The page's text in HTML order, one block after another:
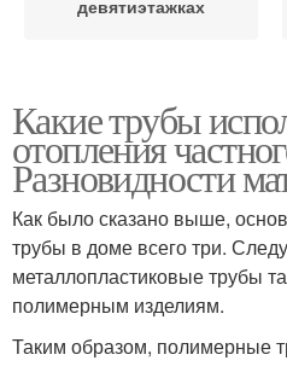
девятиэтажках
Отопления в
многоквартирном доме
Какие трубы
отопления
Разновидности
Как было сказано выше,
трубы в доме всего три.
металлопластиковые трубы
полимерным изделиям.
Таким образом, полимерные